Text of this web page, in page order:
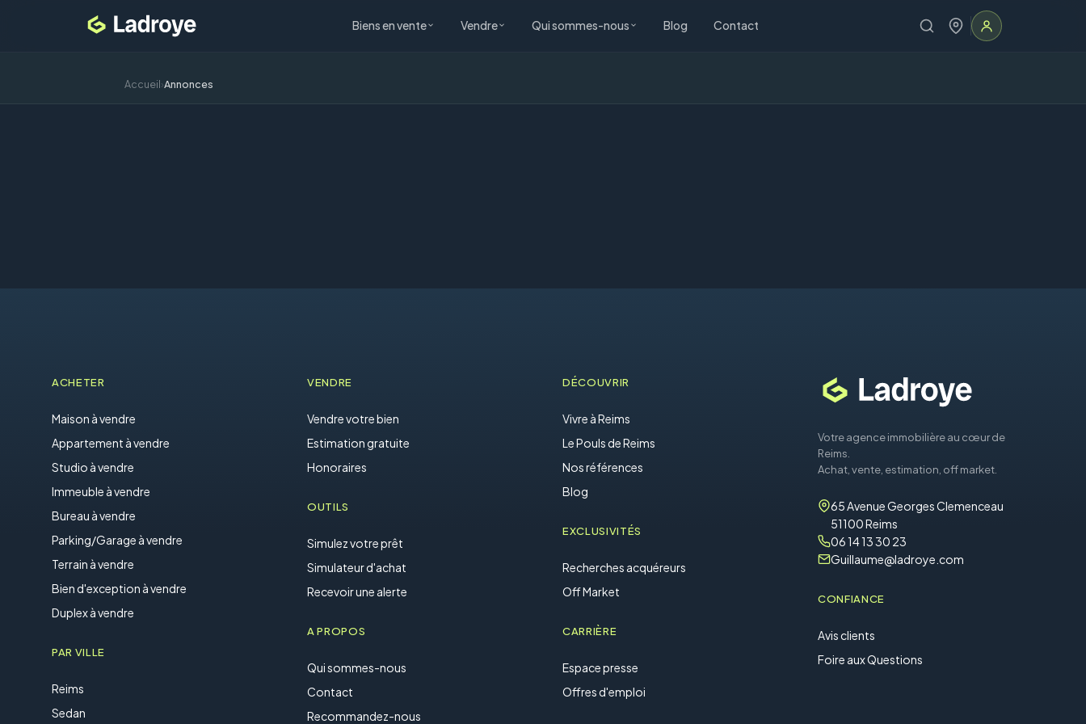
Biens en vente Vendre Qui sommes-nous Blog Contact
Accueil›Annonces
ACHETER
Maison à vendre
Appartement à vendre
Studio à vendre
Immeuble à vendre
Bureau à vendre
Parking/Garage à vendre
Terrain à vendre
Bien d'exception à vendre
Duplex à vendre
PAR VILLE
Reims
Sedan
VENDRE
Vendre votre bien
Estimation gratuite
Honoraires
OUTILS
Simulez votre prêt
Simulateur d'achat
Recevoir une alerte
A PROPOS
Qui sommes-nous
Contact
Recommandez-nous
DÉCOUVRIR
Vivre à Reims
Le Pouls de Reims
Nos références
Blog
EXCLUSIVITÉS
Recherches acquéreurs
Off Market
CARRIÈRE
Espace presse
Offres d'emploi
Votre agence immobilière au cœur de
Reims.
Achat, vente, estimation, off market.
65 Avenue Georges Clemenceau
51100 Reims
06 14 13 30 23
Guillaume@ladroye.com
CONFIANCE
Avis clients
Foire aux Questions